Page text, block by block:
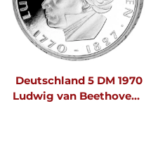
Deutschland 5 DM 1970
Ludwig van Beethoven -